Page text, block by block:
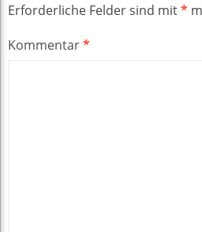
Erforderliche Felder sind mit*
Kommentar*